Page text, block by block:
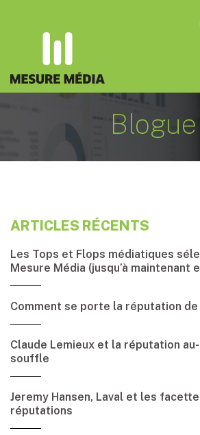
Blogue
ARTICLES RÉCENTS
Les Tops et Flops médiatiques
Mesure Média (jusqu’à maintenant
Comment se porte la réputation
Claude Lemieux et la réputation
souffle
Jeremy Hansen, Laval et les
réputations